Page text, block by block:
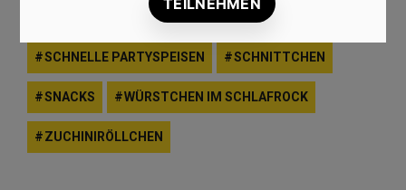
SCHNELLE PARTYSPEISEN SCHNITTCHEN
SNACKS WÜRSTCHEN IM SCHLAFROCK
ZUCHINIRÖLLCHEN